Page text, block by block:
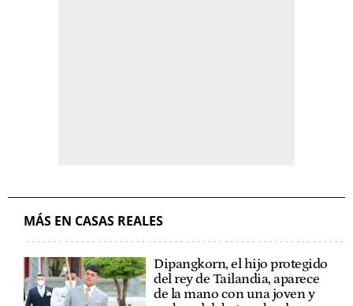
MÁS EN CASAS REALES
Dipangkorn, el hijo protegido
del rey de Tailandia, aparece
de la mano con una joven y